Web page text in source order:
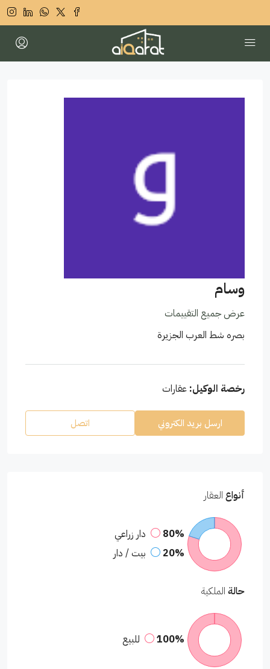
وسام
عرض جميع التقييمات
بصره شط العرب الجزيرة
رخصة الوكيل: عقارات
ارسل بريد الكتروني اتصل
أنواع العقار
80%
دار زراعي
20%
بيت / دار
حالة الملكية
100% للبيع